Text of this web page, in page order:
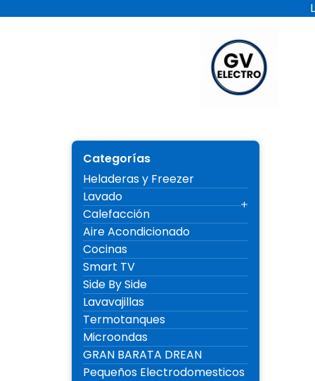
Categorías
Heladeras y Freezer
Lavado
Calefacción
Aire Acondicionado
Cocinas
Smart TV
Side By Side
Lavavajillas
Termotanques
Microondas
GRAN BARATA DREAN
Pequeños Electrodomesticos